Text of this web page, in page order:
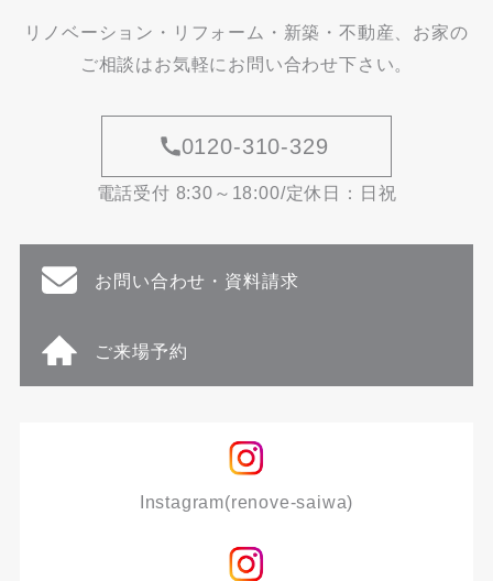
リノベーション・リフォーム・新築・不動産、お家の
ご相談はお気軽にお問い合わせ下さい。
0120-310-329
電話受付 8:30～18:00/定休日：日祝
お問い合わせ・資料請求
ご来場予約
Instagram(renove-saiwa)